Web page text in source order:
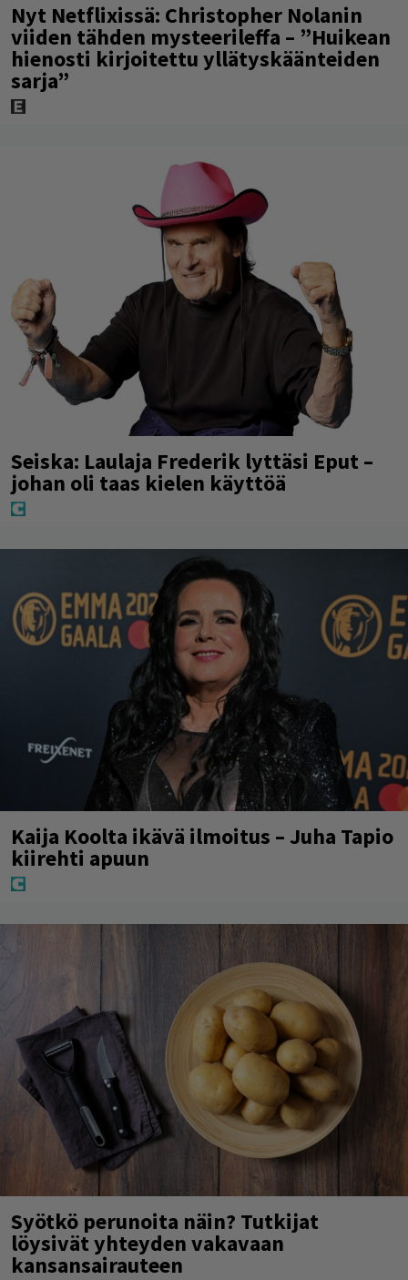
Nyt Netflixissä: Christopher Nolanin
viiden tähden mysteerileffa – ”Huikean
hienosti kirjoitettu yllätyskäänteiden
sarja”
Seiska: Laulaja Frederik lyttäsi Eput –
johan oli taas kielen käyttöä
Kaija Koolta ikävä ilmoitus – Juha Tapio
kiirehti apuun
Syötkö perunoita näin? Tutkijat
löysivät yhteyden vakavaan
kansansairauteen